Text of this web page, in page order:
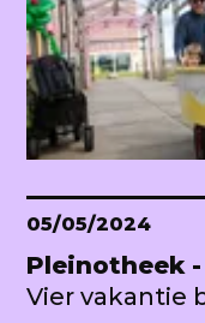
05/05/2024
Pleinotheek
Vier vakantie